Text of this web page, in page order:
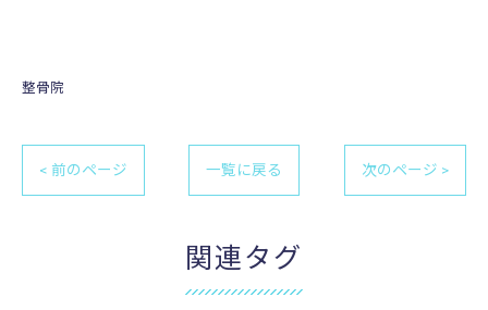
整骨院
< 前のページ 一覧に戻る 次のページ >
関連タグ